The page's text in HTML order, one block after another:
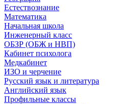
Естествознание
Математика
Начальная школа
Инженерный класс
ОБЗР (ОБЖ и НВП)
Кабинет психолога
Медкабинет
ИЗО и черчение
Русский язык и литература
Английский язык
Профильные классы